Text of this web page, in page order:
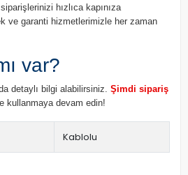
hızlıca kapınıza
ve garanti hizmetlerimizle her zaman
var?
detaylı bilgi alabilirsiniz. Şimdi sipariş
kullanmaya devam edin!
Kablolu